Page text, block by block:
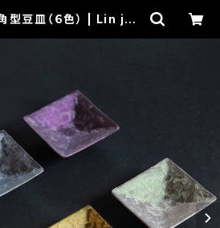
豆皿（６色） | Lin jap